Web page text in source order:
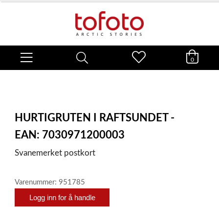
0
HURTIGRUTEN I RAFTSUNDET -
EAN: 7030971200003
Svanemerket postkort
Varenummer: 951785
Logg inn for å handle